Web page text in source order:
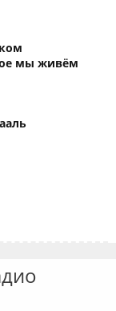
мы живём